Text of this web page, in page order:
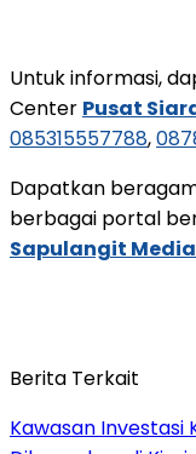
Untuk informasi,
Center Pusat
085315557788,
Dapatkan
berbagai portal
Sapulangit
Berita Terkait
Kawasan Investasi